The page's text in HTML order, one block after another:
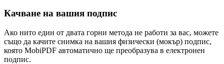
Качване на вашия подпис
Ако нито един от двата горни метода не работи за вас, можете
също да качите снимка на вашия физически (мокър) подпис,
която MobiPDF автоматично ще преобразува в електронен
подпис.